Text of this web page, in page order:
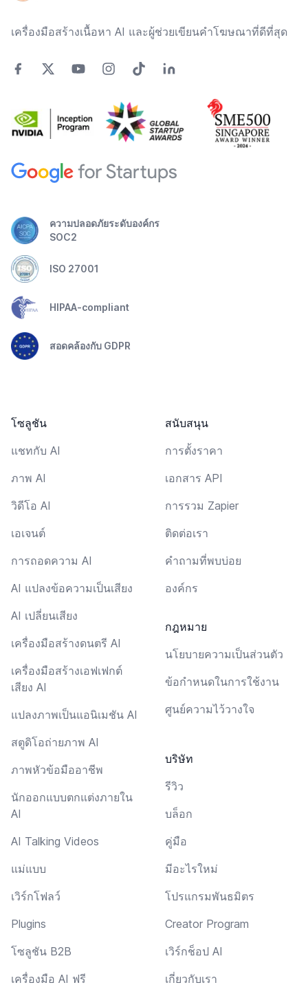
เครื่องมือสร้างเนื้อหา AI และผู้ช่วยเขียนคำโฆษณาที่ดีที่สุด
ความปลอดภัยระดับองค์กร
SOC2
ISO 27001
HIPAA-compliant
สอดคล้องกับ GDPR
โซลูชัน
แชทกับ AI
ภาพ AI
วิดีโอ AI
เอเจนต์
การถอดความ AI
AI แปลงข้อความเป็นเสียง
AI เปลี่ยนเสียง
เครื่องมือสร้างดนตรี AI
เครื่องมือสร้างเอฟเฟกต์
เสียง AI
แปลงภาพเป็นแอนิเมชัน AI
สตูดิโอถ่ายภาพ AI
ภาพหัวข้อมืออาชีพ
นักออกแบบตกแต่งภายใน
AI
AI Talking Videos
แม่แบบ
เวิร์กโฟลว์
Plugins
โซลูชัน B2B
เครื่องมือ AI ฟรี
สนับสนุน
การตั้งราคา
เอกสาร API
การรวม Zapier
ติดต่อเรา
คำถามที่พบบ่อย
องค์กร
กฎหมาย
นโยบายความเป็นส่วนตัว
ข้อกำหนดในการใช้งาน
ศูนย์ความไว้วางใจ
บริษัท
รีวิว
บล็อก
คู่มือ
มีอะไรใหม่
โปรแกรมพันธมิตร
Creator Program
เวิร์กช็อป AI
เกี่ยวกับเรา